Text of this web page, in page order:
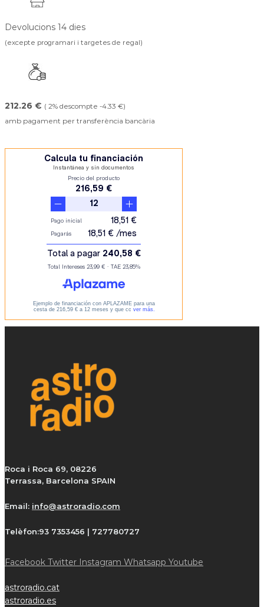
Devolucions 14 dies
(excepte programari i targetes de regal)
212.26 € ( 2% descompte -4.33 €)
amb pagament per transferència bancària
Roca i Roca 69, 08226
Terrassa, Barcelona SPAIN
Email: info@astroradio.com
Telèfon:93 7353456 | 727780727
Facebook Twitter Instagram Whatsapp Youtube
astroradio.cat
astroradio.es